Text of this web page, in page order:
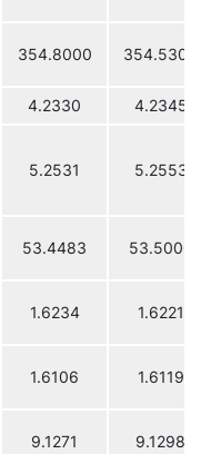
354.8000 354.5300
4.2330 4.2345
5.2531 5.2553
53.4483 53.5000
1.6234 1.6221
1.6106 1.6119
9.1271 9.1298